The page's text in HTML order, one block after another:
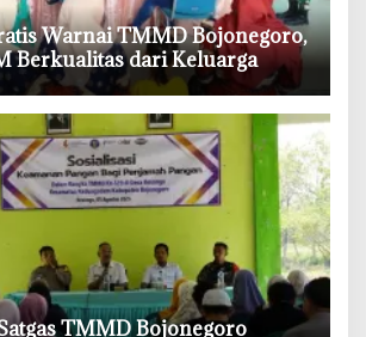
Warnai TMMD Bojonegoro,
Berkualitas dari Keluarga
TMMD Bojonegoro